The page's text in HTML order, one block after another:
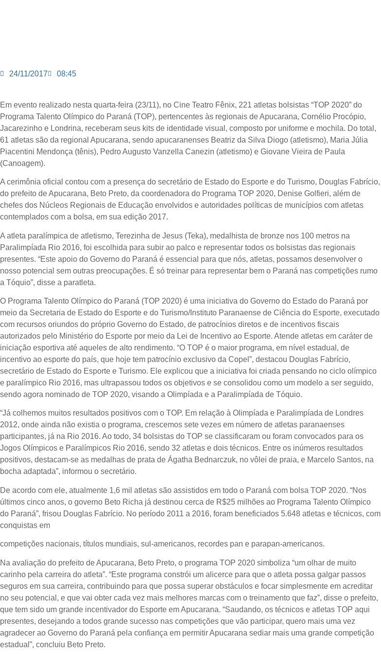
24/11/2017 08:45
Em evento realizado nesta quarta-feira (23/11), no Cine Teatro Fênix, 221 atletas bolsistas “TOP 2020” do
Programa Talento Olímpico do Paraná (TOP), pertencentes às regionais de Apucarana, Cornélio Procópio,
Jacarezinho e Londrina, receberam seus kits de identidade visual, composto por uniforme e mochila. Do total,
61 atletas são da regional Apucarana, sendo apucaranenses Beatriz da Silva Diogo (atletismo), Maria Júlia
Piacentini Mendonça (tênis), Pedro Augusto Vanzella Canezin (atletismo) e Giovane Vieira de Paula
(Canoagem).
A cerimônia oficial contou com a presença do secretário de Estado do Esporte e do Turismo, Douglas Fabrício,
do prefeito de Apucarana, Beto Preto, da coordenadora do Programa TOP 2020, Denise Golfieri, além de
chefes dos Núcleos Regionais de Educação envolvidos e autoridades políticas de municípios com atletas
contemplados com a bolsa, em sua edição 2017.
A atleta paralímpica de atletismo, Terezinha de Jesus (Teka), medalhista de bronze nos 100 metros na
Paralimpíada Rio 2016, foi escolhida para subir ao palco e representar todos os bolsistas das regionais
presentes. “Este apoio do Governo do Paraná é essencial para que nós, atletas, possamos desenvolver o
nosso potencial sem outras preocupações. É só treinar para representar bem o Paraná nas competições rumo
a Tóquio”, disse a paratleta.
O Programa Talento Olímpico do Paraná (TOP 2020) é uma iniciativa do Governo do Estado do Paraná por
meio da Secretaria de Estado do Esporte e do Turismo/Instituto Paranaense de Ciência do Esporte, executado
com recursos oriundos do próprio Governo do Estado, de patrocínios diretos e de incentivos fiscais
autorizados pelo Ministério do Esporte por meio da Lei de Incentivo ao Esporte. Atende atletas em caráter de
iniciação esportiva até aqueles de alto rendimento. “O TOP é o maior programa, em nível estadual, de
incentivo ao esporte do país, que hoje tem patrocínio exclusivo da Copel”, destacou Douglas Fabrício,
secretário de Estado do Esporte e Turismo. Ele explicou que a iniciativa foi criada pensando no ciclo olímpico
e paralímpico Rio 2016, mas ultrapassou todos os objetivos e se consolidou como um modelo a ser seguido,
sendo agora nominado de TOP 2020, visando a Olimpíada e a Paralimpíada de Tóquio.
“Já colhemos muitos resultados positivos com o TOP. Em relação à Olimpíada e Paralimpíada de Londres
2012, onde ainda não existia o programa, crescemos sete vezes em número de atletas paranaenses
participantes, já na Rio 2016. Ao todo, 34 bolsistas do TOP se classificaram ou foram convocados para os
Jogos Olímpicos e Paralímpicos Rio 2016, sendo 32 atletas e dois técnicos. Entre os inúmeros resultados
positivos, destacam-se as medalhas de prata de Ágatha Bednarczuk, no vôlei de praia, e Marcelo Santos, na
bocha adaptada”, informou o secretário.
De acordo com ele, atualmente 1,6 mil atletas são assistidos em todo o Paraná com bolsa TOP 2020. “Nos
últimos cinco anos, o governo Beto Richa já destinou cerca de R$25 milhões ao Programa Talento Olímpico
do Paraná”, frisou Douglas Fabrício. No período 2011 a 2016, foram beneficiados 5.648 atletas e técnicos, com
conquistas em
competições nacionais, títulos mundiais, sul-americanos, recordes pan e parapan-americanos.
Na avaliação do prefeito de Apucarana, Beto Preto, o programa TOP 2020 simboliza “um olhar de muito
carinho pela carreira do atleta”. “Este programa constrói um alicerce para que o atleta possa galgar passos
seguros em sua carreira, contribuindo para que possa superar obstáculos e focar simplesmente em acreditar
no seu potencial, e que vai obter cada vez mais melhores marcas com o treinamento que faz”, disse o prefeito,
que tem sido um grande incentivador do Esporte em Apucarana. “Saudando, os técnicos e atletas TOP aqui
presentes, desejando a todos grande sucesso nas competições que vão participar, quero mais uma vez
agradecer ao Governo do Paraná pela confiança em permitir Apucarana sediar mais uma grande competição
estadual”, concluiu Beto Preto.